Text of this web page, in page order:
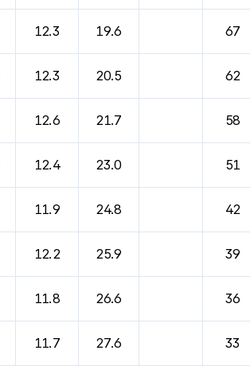
12.3 19.6 67
12.3 20.5 62
12.6 21.7 58
12.4 23.0 51
11.9 24.8 42
12.2 25.9 39
11.8 26.6 36
11.7 27.6 33